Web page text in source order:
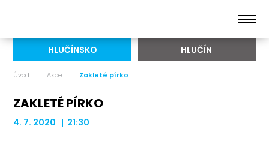
HLUČÍNSKO HLUČÍN
Úvod Akce Zakleté pírko
ZAKLETÉ PÍRKO
4. 7. 2020 | 21:30